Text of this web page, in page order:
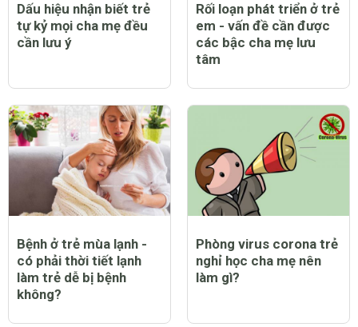
Dấu hiệu nhận biết trẻ
tự kỷ mọi cha mẹ đều
cần lưu ý
Rối loạn phát triển ở trẻ
em - vấn đề cần được
các bậc cha mẹ lưu
tâm
Bệnh ở trẻ mùa lạnh -
có phải thời tiết lạnh
làm trẻ dễ bị bệnh
không?
Phòng virus corona trẻ
nghỉ học cha mẹ nên
làm gì?